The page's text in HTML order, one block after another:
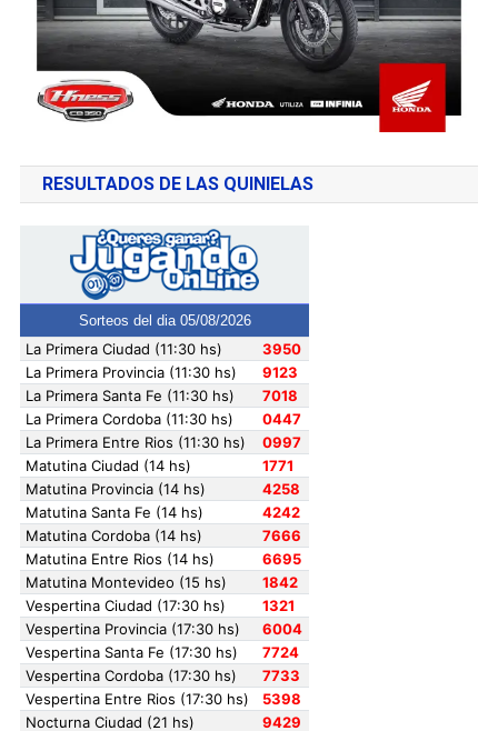
RESULTADOS DE LAS QUINIELAS